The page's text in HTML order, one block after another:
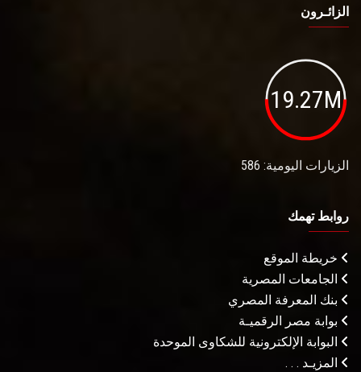
الزائـرون
19.27M
الزيارات اليومية: 586
روابط تهمك
خريطة الموقع
الجامعات المصرية
بنك المعرفة المصري
بوابة مصر الرقميـة
البوابة الإلكترونية للشكاوى الموحدة
المزيـد . . .